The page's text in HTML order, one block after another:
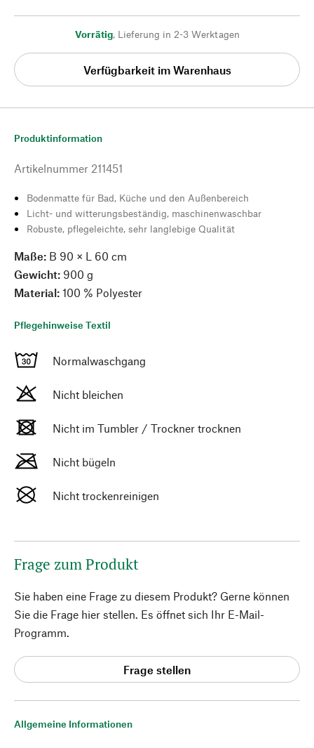
Vorrätig, Lieferung in 2-3 Werktagen
Verfügbarkeit im Warenhaus
Allgemeine Informationen
Produktinformation
Artikelnummer 211451
Bodenmatte für Bad, Küche und den Außenbereich
Licht- und witterungsbeständig, maschinenwaschbar
Robuste, pflegeleichte, sehr langlebige Qualität
Maße: B 90 × L 60 cm
Gewicht: 900 g
Material: 100 % Polyester
Pflegehinweise Textil
Normalwaschgang
Nicht bleichen
Nicht im Tumbler / Trockner trocknen
Nicht bügeln
Nicht trockenreinigen
Frage zum Produkt
Sie haben eine Frage zu diesem Produkt? Gerne können
Sie die Frage hier stellen. Es öffnet sich Ihr E-Mail-
Programm.
Frage stellen